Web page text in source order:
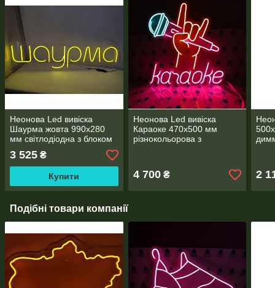
Неонова Led вивіска
Шаурма жовта 990х280
мм світлодіодна з блоком
живлення
3 525 ₴
Купити
Неонова Led вивіска
Караоке 470х500 мм
різнокольорова з
4 700₴ 2
Подібні товари компанії